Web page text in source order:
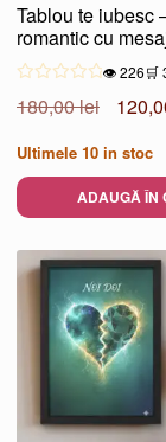
în
pagina
produsului.
Tablou te iubesc
romantic cu
👁️ 226🛒
180,00lei
Prețul
a
fost:
Ultimele 10 in stoc
ADAUGĂ ÎN